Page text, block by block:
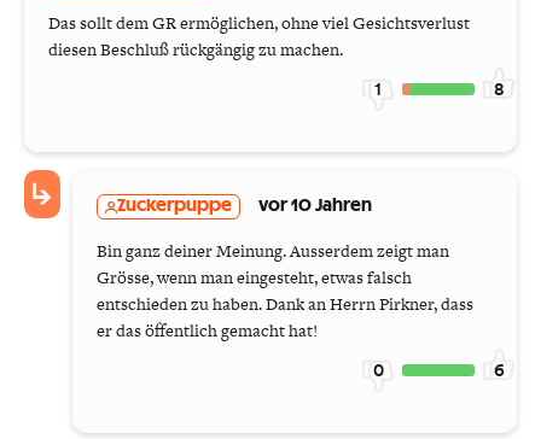
Das sollt dem GR ermöglichen, ohne viel Gesichtsverlust
diesen Beschluß rückgängig zu machen.
1 8
Zuckerpuppe vor 10 Jahren
Bin ganz deiner Meinung. Ausserdem zeigt man
Grösse, wenn man eingesteht, etwas falsch
entschieden zu haben. Dank an Herrn Pirkner, dass
er das öffentlich gemacht hat!
0 6